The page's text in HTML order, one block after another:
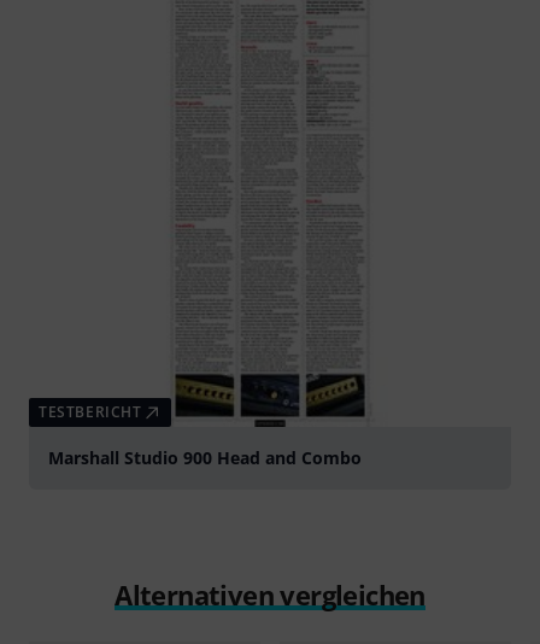
TESTBERICHT
Marshall Studio 900 Head and Combo
Alternativen vergleichen